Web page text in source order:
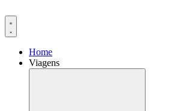
para
Home
Viagens